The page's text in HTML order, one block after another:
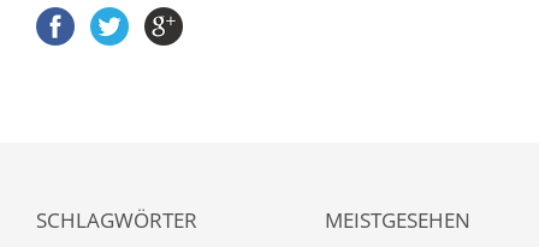
SCHLAGWÖRTER MEISTGESEHEN